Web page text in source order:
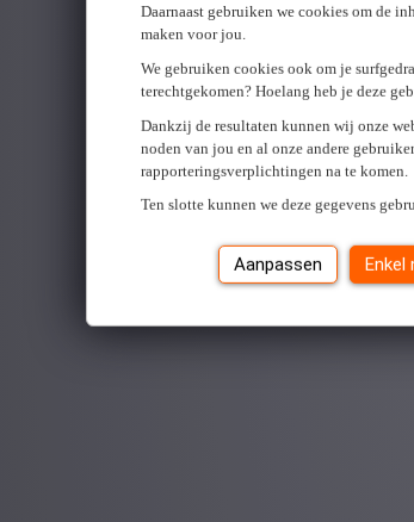
Daarnaast gebruiken we cookies om de
maken voor jou.
We gebruiken cookies ook om je
terechtgekomen? Hoelang heb je deze
Dankzij de resultaten kunnen wij onze
noden van jou en al onze andere
rapporteringsverplichtingen na te komen.
Ten slotte kunnen we deze gegevens
Aanpassen Enkel